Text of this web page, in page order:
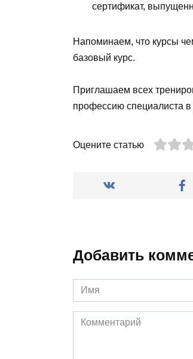
сертификат,
Напоминаем, что курсы
базовый курс.
Приглашаем всех
профессию специалиста
Оцените статью
Добавить
Имя
*
Комментарий